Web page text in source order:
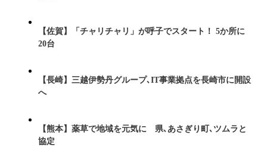
【佐賀】「チャリチャリ」が呼子でスタート！ 5か所に
20台
【長崎】三越伊勢丹グループ､IT事業拠点を長崎市に開設
へ
【熊本】薬草で地域を元気に 県､あさぎり町､ツムラと
協定